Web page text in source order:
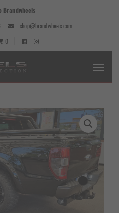
Brandwheels
shop@brandwheels.com
0